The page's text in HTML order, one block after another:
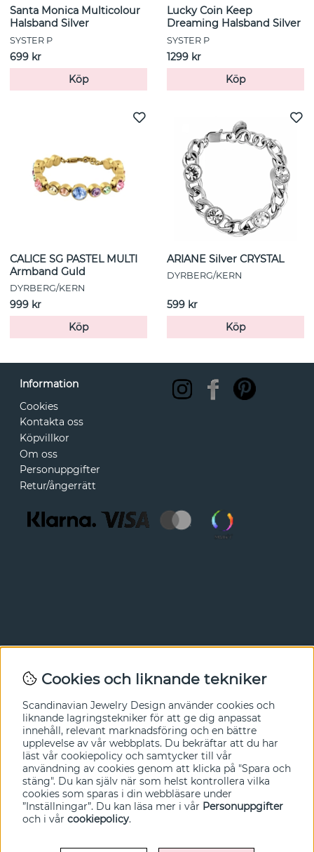
Santa Monica Multicolour
Halsband Silver
SYSTER P
699 kr
Köp
Lucky Coin Keep
Dreaming Halsband Silver
SYSTER P
1299 kr
Köp
CALICE SG PASTEL MULTI
Armband Guld
DYRBERG/KERN
999 kr
Köp
ARIANE Silver CRYSTAL
DYRBERG/KERN
599 kr
Köp
Information
Cookies
Kontakta oss
Köpvillkor
Om oss
Personuppgifter
Retur/ångerrätt
Nyhetsbrev
erbjudanden före alla andra. Registrera dig här nedan.
Ja tack!
Cookies och liknande tekniker
Scandinavian Jewelry Design använder cookies och
liknande lagringstekniker för att ge dig anpassat
innehåll, relevant marknadsföring och en bättre
upplevelse av vår webbplats. Du bekräftar att du har
läst vår cookiepolicy och samtycker till vår
användning av cookies genom att klicka på "Spara och
stäng". Du kan själv när som helst kontrollera vilka
cookies som sparas i din webbläsare under
”Inställningar”. Du kan läsa mer i vår Personuppgifter
och i vår cookiepolicy.